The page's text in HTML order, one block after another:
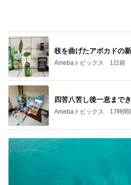
記事を読む
背中が滝汗でも大丈夫
軽井沢で食べ歩きもで
Amebaトピックス
希少で特別なお線香での